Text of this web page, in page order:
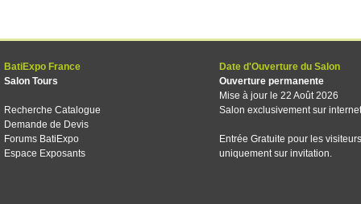
BatiExpo France
Salon Tours
Recherche Catalogue
Demande de Devis
Forums BatiExpo
Espace Exposants
Date d'Ouverture du Salon
Ouverture permanente
Mise à jour le 22 Août 2026
Salon exclusivement sur internet
Entrée Gratuite pour les visiteurs
uniquement sur invitation.